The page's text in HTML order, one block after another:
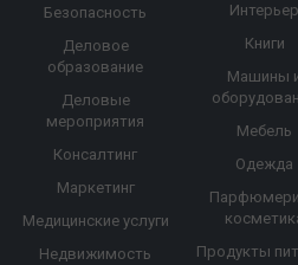
Безопасность
Деловое
образование
Деловые
мероприятия
Консалтинг
Маркетинг
Медицинские услуги
Недвижимость
Интерьер
Книги
Машины
Мебель
Одежда
Продукты